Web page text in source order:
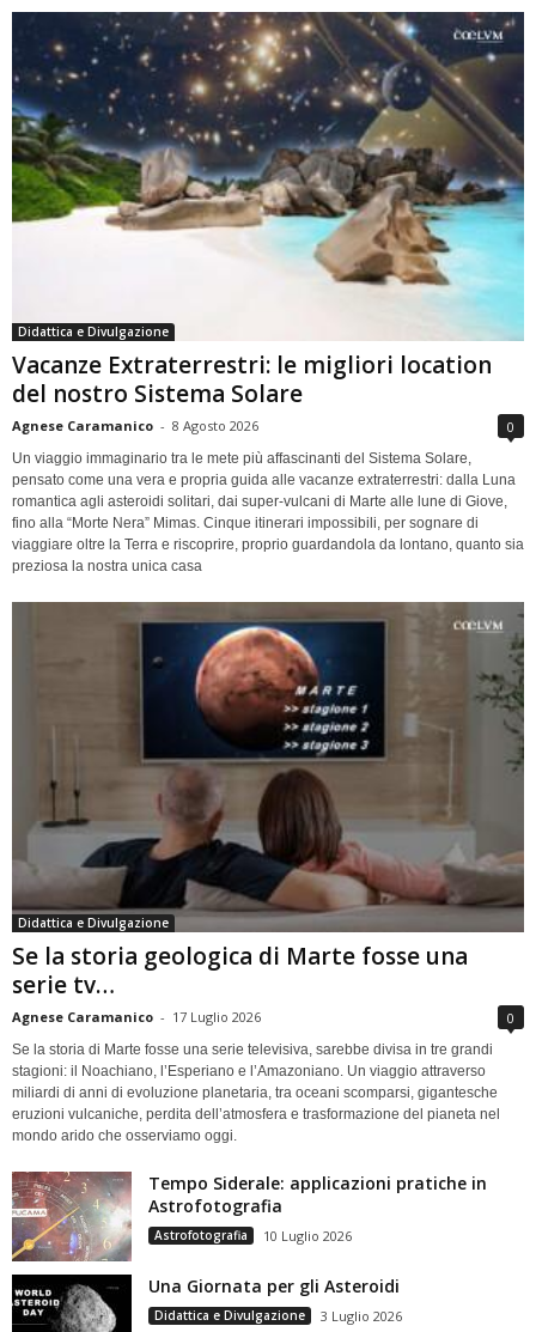
Didattica e Divulgazione
Vacanze Extraterrestri: le migliori location
del nostro Sistema Solare
Agnese Caramanico - 8 Agosto 2026 0
Un viaggio immaginario tra le mete più affascinanti del Sistema Solare,
pensato come una vera e propria guida alle vacanze extraterrestri: dalla Luna
romantica agli asteroidi solitari, dai super-vulcani di Marte alle lune di Giove,
fino alla “Morte Nera” Mimas. Cinque itinerari impossibili, per sognare di
viaggiare oltre la Terra e riscoprire, proprio guardandola da lontano, quanto sia
preziosa la nostra unica casa
Didattica e Divulgazione
Se la storia geologica di Marte fosse una
serie tv…
Agnese Caramanico - 17 Luglio 2026 0
Se la storia di Marte fosse una serie televisiva, sarebbe divisa in tre grandi
stagioni: il Noachiano, l’Esperiano e l’Amazoniano. Un viaggio attraverso
miliardi di anni di evoluzione planetaria, tra oceani scomparsi, gigantesche
eruzioni vulcaniche, perdita dell’atmosfera e trasformazione del pianeta nel
mondo arido che osserviamo oggi.
Tempo Siderale: applicazioni pratiche in
Astrofotografia
Astrofotografia 10 Luglio 2026
Una Giornata per gli Asteroidi
Didattica e Divulgazione 3 Luglio 2026